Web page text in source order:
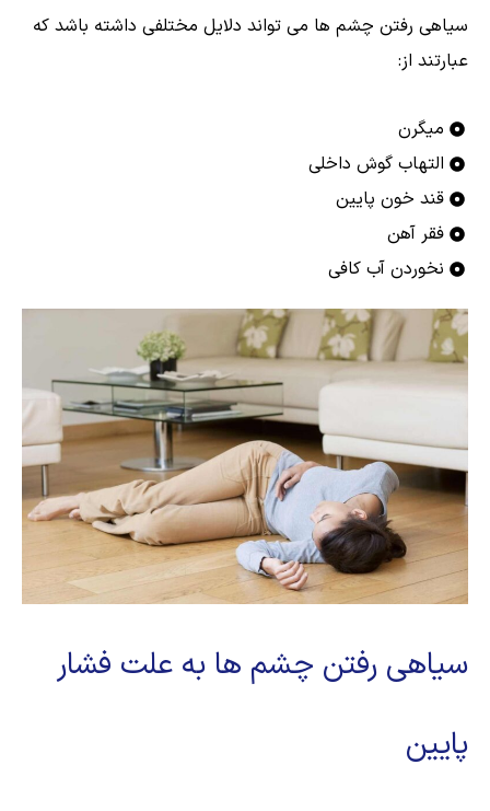
سیاهی رفتن چشم ها می تواند دلایل مختلفی داشته باشد که
عبارتند از:
میگرن
التهاب گوش داخلی
قند خون پایین
فقر آهن
نخوردن آب کافی
سیاهی رفتن چشم ها به علت فشار
پایین